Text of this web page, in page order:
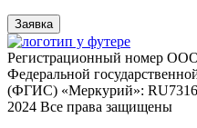
Заявка
Регистрационный номер
Федеральной
(ФГИС) «Меркурий»:
2024 Все права защищены